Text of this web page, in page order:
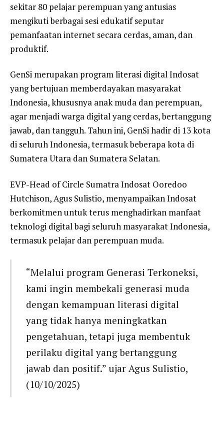
sekitar 80 pelajar perempuan yang antusias
mengikuti berbagai sesi edukatif seputar
pemanfaatan internet secara cerdas, aman, dan
produktif.
GenSi merupakan program literasi digital Indosat
yang bertujuan memberdayakan masyarakat
Indonesia, khususnya anak muda dan perempuan,
agar menjadi warga digital yang cerdas, bertanggung
jawab, dan tangguh. Tahun ini, GenSi hadir di 13 kota
di seluruh Indonesia, termasuk beberapa kota di
Sumatera Utara dan Sumatera Selatan.
EVP-Head of Circle Sumatra Indosat Ooredoo
Hutchison, Agus Sulistio, menyampaikan Indosat
berkomitmen untuk terus menghadirkan manfaat
teknologi digital bagi seluruh masyarakat Indonesia,
termasuk pelajar dan perempuan muda.
“Melalui program Generasi Terkoneksi,
kami ingin membekali generasi muda
dengan kemampuan literasi digital
yang tidak hanya meningkatkan
pengetahuan, tetapi juga membentuk
perilaku digital yang bertanggung
jawab dan positif.” ujar Agus Sulistio,
(10/10/2025)